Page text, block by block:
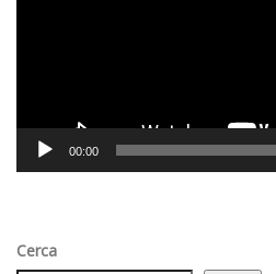
00:00
Cerca